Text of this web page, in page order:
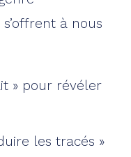
à nous
» pour révéler
les tracés »